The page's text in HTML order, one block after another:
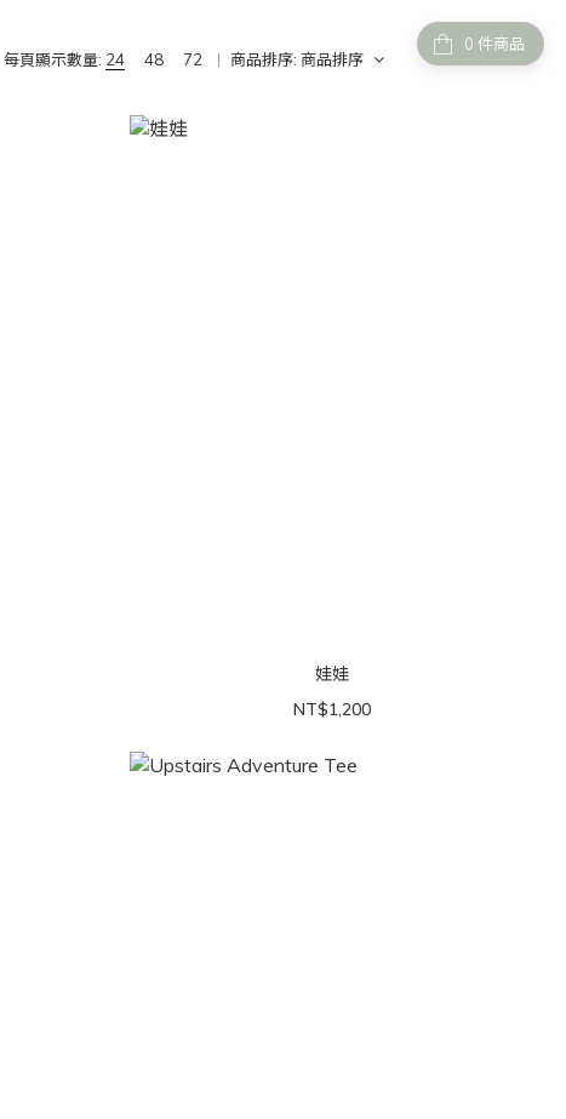
件商品
每頁顯示數量: 24 48 72 商品排序: 商品排序
娃娃
NT$1,200